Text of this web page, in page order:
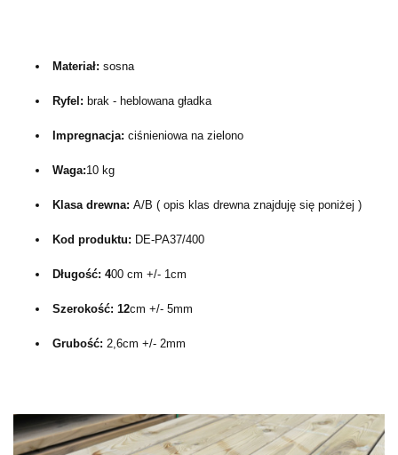
Materiał: sosna
Ryfel: brak - heblowana gładka
Impregnacja: ciśnieniowa na zielono
Waga:10 kg
Klasa drewna: A/B ( opis klas drewna znajduję się poniżej )
Kod produktu: DE-PA37/400
Długość: 400 cm +/- 1cm
Szerokość: 12cm +/- 5mm
Grubość: 2,6cm +/- 2mm